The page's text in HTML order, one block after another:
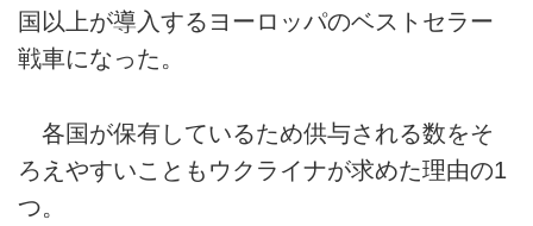
国以上が導入するヨーロッパのベストセラー
戦車になった。
各国が保有しているため供与される数をそ
ろえやすいこともウクライナが求めた理由の1
つ。